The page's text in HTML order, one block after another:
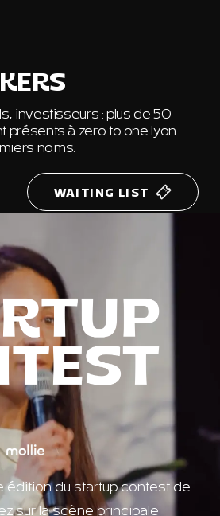
investisseurs : plus de 50
présents à zero to one lyon.
noms.
WAITING LIST
édition du startup contest de
sur la scène principale